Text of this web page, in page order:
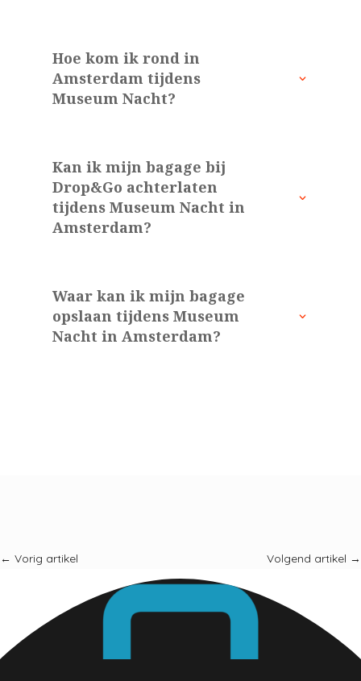
Hoe kom ik rond in
Amsterdam tijdens
Museum Nacht?
Kan ik mijn bagage bij
Drop&Go achterlaten
tijdens Museum Nacht in
Amsterdam?
Waar kan ik mijn bagage
opslaan tijdens Museum
Nacht in Amsterdam?
← Vorig artikel Volgend artikel →